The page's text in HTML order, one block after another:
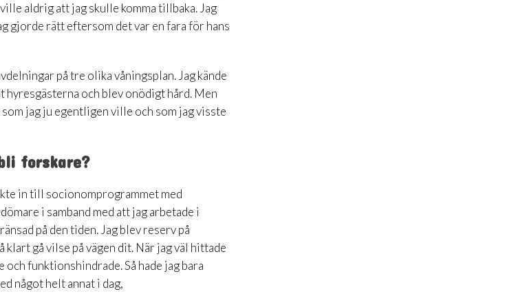
aldrig att jag skulle komma tillbaka. Jag
gjorde rätt eftersom det var en fara för hans
på tre olika våningsplan. Jag kände
och blev onödigt hård. Men
jag ju egentligen ville och som jag visste
forskare?
in till socionomprogrammet med
i samband med att jag arbetade i
på den tiden. Jag blev reserv på
gå vilse på vägen dit. När jag väl hittade
funktionshindrade. Så hade jag bara
något helt annat i dag,